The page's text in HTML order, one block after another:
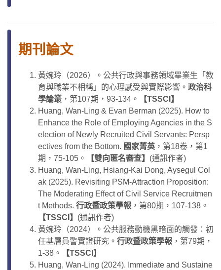
期刊論文
黃婉玲（2026）。公共行政與事務領域畢業生「教
育與職業不相稱」的心理感受與實際影響。 政治科
學論叢 ，第107期，93-134。
【TSSCI】
Huang, Wan-Ling & Evan Berman (2025). How to
Enhance the Role of Employing Agencies in the S
election of Newly Recruited Civil Servants: Persp
ectives from the Bottom. 國家菁英 ，第18卷，第1
期，75-105。
【雙向匿名審查】 (通訊作者)
Huang, Wan-Ling, Hsiang-Kai Dong, Aysegul Col
ak (2025). Revisiting PSM-Attraction Proposition:
The Moderating Effect of Civil Service Recruitmen
t Methods. 行政暨政策學報 ，第80期，107-138。
【TSSCI】 (通訊作者)
黃婉玲（2024）。公共服務動機黑暗面的觸發：初
任基層員警實證研究。 行政暨政策學報 ，第79期，
1-38。
【TSSCI 】
Huang, Wan-Ling (2024). Immediate and Sustaine